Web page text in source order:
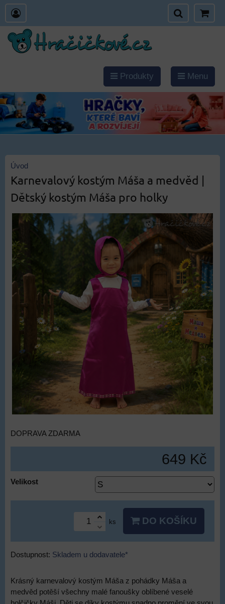
Produkty Menu
Úvod
Karnevalový kostým Máša a medvěd |
Dětský kostým Máša pro holky
DOPRAVA ZDARMA
649 Kč
Velikost
ks DO KOŠÍKU
Dostupnost: Skladem u dodavatele*
Krásný karnevalový kostým Máša z pohádky Máša a
medvěd potěší všechny malé fanoušky oblíbené veselé